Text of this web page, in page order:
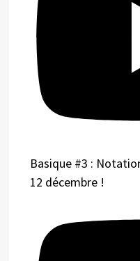
Basique #3 :
12 décembre !